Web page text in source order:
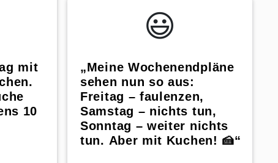
mit
10
😃️
„Meine Wochenendpläne
sehen nun so aus:
Freitag – faulenzen,
Samstag – nichts tun,
Sonntag – weiter nichts
tun. Aber mit Kuchen! 🍰“